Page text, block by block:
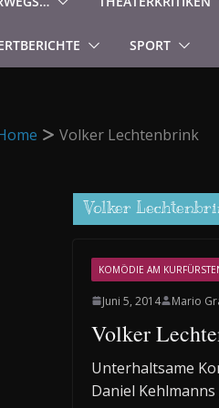
SPORT
Volker Lechtenbrink
Volker
KOMÖDIE AM
Juni 5, 2014 Mario
Volker
Unterhaltsame
Daniel